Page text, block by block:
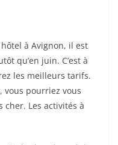
à Avignon, il est
qu’en juin. C’est à
les meilleurs tarifs.
vous pourriez vous
Les activités à